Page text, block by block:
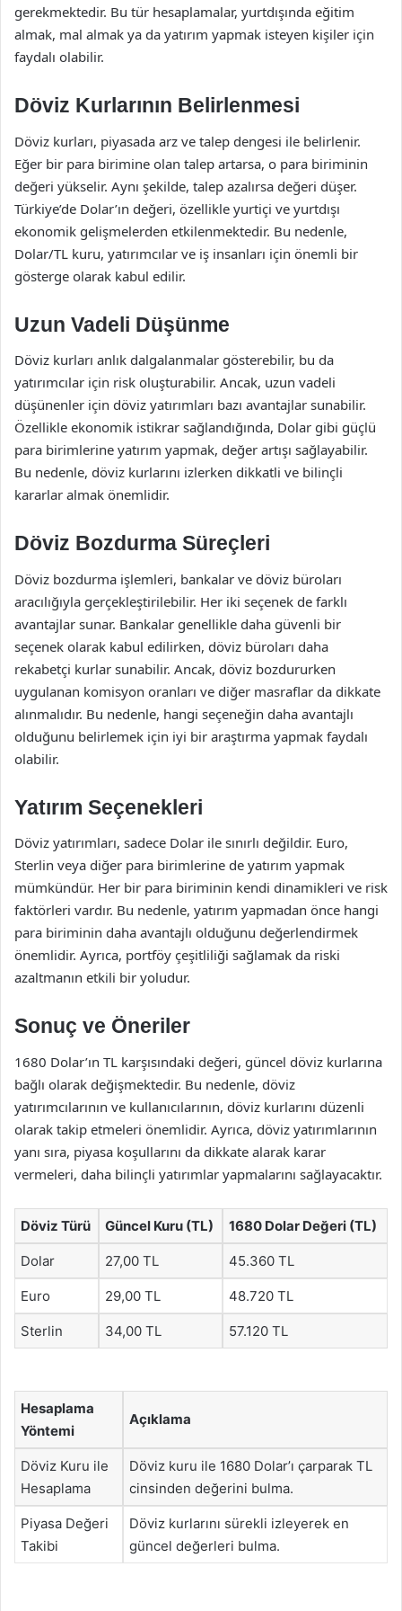
gerekmektedir. Bu tür hesaplamalar, yurtdışında eğitim
almak, mal almak ya da yatırım yapmak isteyen kişiler için
faydalı olabilir.
Döviz Kurlarının Belirlenmesi
Döviz kurları, piyasada arz ve talep dengesi ile belirlenir.
Eğer bir para birimine olan talep artarsa, o para biriminin
değeri yükselir. Aynı şekilde, talep azalırsa değeri düşer.
Türkiye’de Dolar’ın değeri, özellikle yurtiçi ve yurtdışı
ekonomik gelişmelerden etkilenmektedir. Bu nedenle,
Dolar/TL kuru, yatırımcılar ve iş insanları için önemli bir
gösterge olarak kabul edilir.
Uzun Vadeli Düşünme
Döviz kurları anlık dalgalanmalar gösterebilir, bu da
yatırımcılar için risk oluşturabilir. Ancak, uzun vadeli
düşünenler için döviz yatırımları bazı avantajlar sunabilir.
Özellikle ekonomik istikrar sağlandığında, Dolar gibi güçlü
para birimlerine yatırım yapmak, değer artışı sağlayabilir.
Bu nedenle, döviz kurlarını izlerken dikkatli ve bilinçli
kararlar almak önemlidir.
Döviz Bozdurma Süreçleri
Döviz bozdurma işlemleri, bankalar ve döviz büroları
aracılığıyla gerçekleştirilebilir. Her iki seçenek de farklı
avantajlar sunar. Bankalar genellikle daha güvenli bir
seçenek olarak kabul edilirken, döviz büroları daha
rekabetçi kurlar sunabilir. Ancak, döviz bozdururken
uygulanan komisyon oranları ve diğer masraflar da dikkate
alınmalıdır. Bu nedenle, hangi seçeneğin daha avantajlı
olduğunu belirlemek için iyi bir araştırma yapmak faydalı
olabilir.
Yatırım Seçenekleri
Döviz yatırımları, sadece Dolar ile sınırlı değildir. Euro,
Sterlin veya diğer para birimlerine de yatırım yapmak
mümkündür. Her bir para biriminin kendi dinamikleri ve risk
faktörleri vardır. Bu nedenle, yatırım yapmadan önce hangi
para biriminin daha avantajlı olduğunu değerlendirmek
önemlidir. Ayrıca, portföy çeşitliliği sağlamak da riski
azaltmanın etkili bir yoludur.
Sonuç ve Öneriler
1680 Dolar’ın TL karşısındaki değeri, güncel döviz kurlarına
bağlı olarak değişmektedir. Bu nedenle, döviz
yatırımcılarının ve kullanıcılarının, döviz kurlarını düzenli
olarak takip etmeleri önemlidir. Ayrıca, döviz yatırımlarının
yanı sıra, piyasa koşullarını da dikkate alarak karar
vermeleri, daha bilinçli yatırımlar yapmalarını sağlayacaktır.
Döviz Türü Güncel Kuru (TL) 1680 Dolar Değeri (TL)
Dolar 27,00 TL 45.360 TL
Euro 29,00 TL 48.720 TL
Sterlin 34,00 TL 57.120 TL
Hesaplama
Yöntemi
Açıklama
Döviz Kuru ile
Hesaplama
Döviz kuru ile 1680 Dolar’ı çarparak TL
cinsinden değerini bulma.
Piyasa Değeri
Takibi
Döviz kurlarını sürekli izleyerek en
güncel değerleri bulma.